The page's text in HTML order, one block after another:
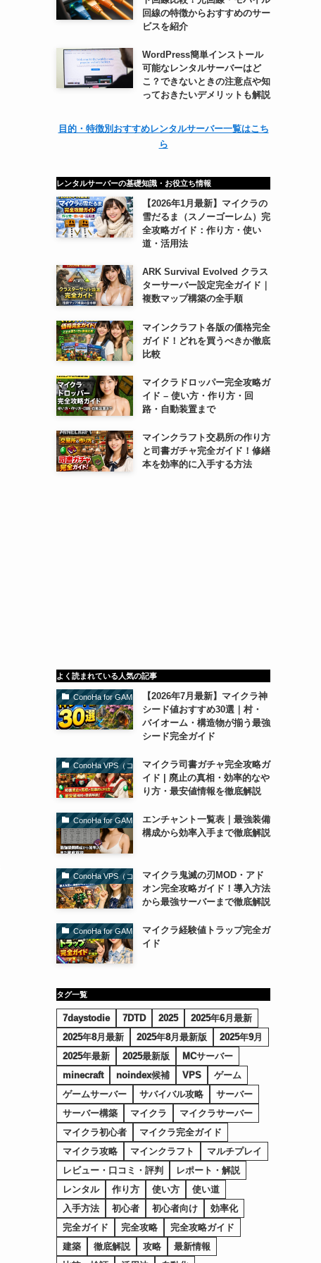
回線の特徴からおすすめのサー
ビスを紹介
WordPress簡単インストール
可能なレンタルサーバーはど
こ？できないときの注意点や知
っておきたいデメリットも解説
目的・特徴別おすすめレンタルサーバー一覧はこち
ら
レンタルサーバーの基礎知識・お役立ち情報
【2026年1月最新】マイクラの
雪だるま（スノーゴーレム）完
全攻略ガイド：作り方・使い
道・活用法
ARK Survival Evolved クラス
ターサーバー設定完全ガイド｜
複数マップ構築の全手順
マインクラフト各版の価格完全
ガイド！どれを買うべきか徹底
比較
マイクラドロッパー完全攻略ガ
イド – 使い方・作り方・回
路・自動装置まで
マインクラフト交易所の作り方
と司書ガチャ完全ガイド！修繕
本を効率的に入手する方法
よく読まれている人気の記事
ConoHa for GAME（コノハforゲーム）【2026年7月最新】マイクラ神
シード値おすすめ30選｜村・
バイオーム・構造物が揃う最強
シード完全ガイド
ConoHa VPS（コノハVPS）マイクラ司書ガチャ完全攻略ガ
イド | 廃止の真相・効率的なや
り方・最安値情報を徹底解説
ConoHa for GAME（コノハforゲーム）
エンチャント一覧表｜最強装備
構成から効率入手まで徹底解説
ConoHa VPS（コノハVPS）マイクラ鬼滅の刃MOD・アド
オン完全攻略ガイド！導入方法
から最強サーバーまで徹底解説
ConoHa for GAME（コノハforゲーム）マイクラ経験値トラップ完全ガ
イド
タグ一覧
7daystodie 7DTD 2025
2025年6月最新
2025年8月最新
2025年8月最新版
2025年9月
2025年最新
2025最新版
MCサーバー
minecraft
noindex候補 VPS
ゲーム
ゲームサーバー
サバイバル攻略
サーバー
サーバー構築
マイクラ
マイクラサーバー
マイクラ初心者
マイクラ完全ガイド
マイクラ攻略
マインクラフト
マルチプレイ
レビュー・口コミ・評判
レポート・解説
レンタル
作り方 使い方
使い道
入手方法
初心者 初心者向け
効率化
完全ガイド
完全攻略
完全攻略ガイド
建築
徹底解説 攻略
最新情報